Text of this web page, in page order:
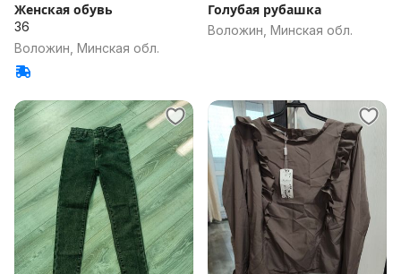
Женская обувь
36
Воложин, Минская обл.
Голубая рубашка
Воложин, Минская обл.